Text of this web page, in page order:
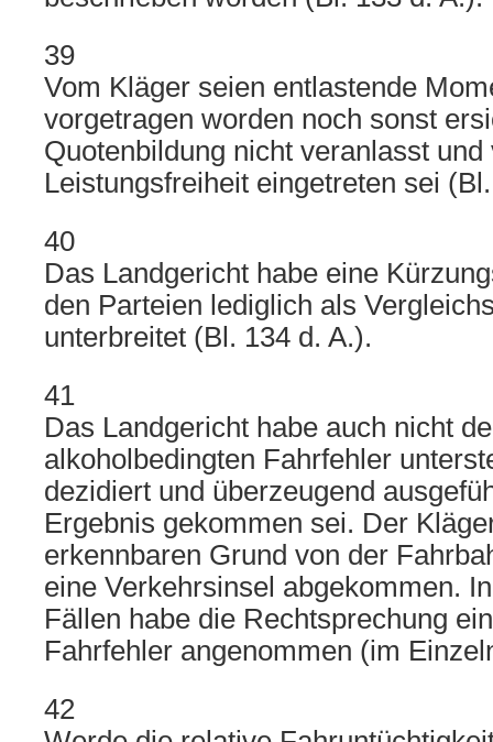
39
Vom Kläger seien entlastende
vorgetragen worden noch sonst
Quotenbildung nicht veranlasst und
Leistungsfreiheit eingetreten sei
40
Das Landgericht habe eine
den Parteien lediglich als
unterbreitet (Bl. 134 d. A.).
41
Das Landgericht habe auch nicht
alkoholbedingten Fahrfehler
dezidiert und überzeugend
Ergebnis gekommen sei. Der
erkennbaren Grund von der
eine Verkehrsinsel abgekommen.
Fällen habe die Rechtsprechung
Fahrfehler angenommen (im
42